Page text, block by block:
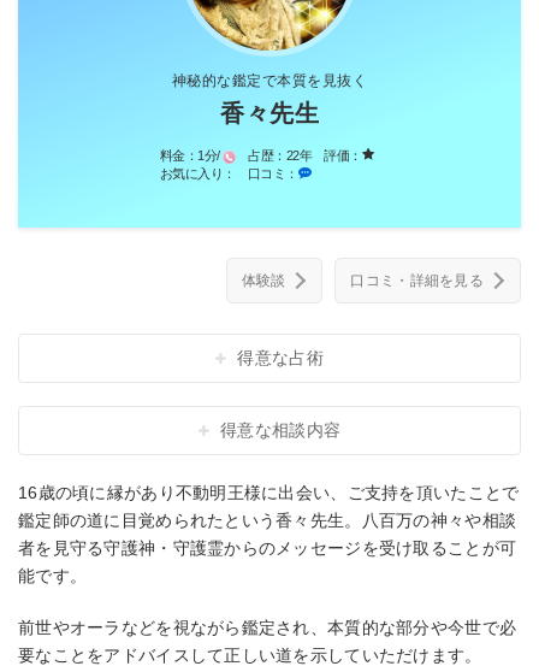
神秘的な鑑定で本質を見抜く
香々先生
料金： 1分/ 占歴： 22年
評価：
お気に入り：
口コミ：
体験談 口コミ・詳細を見る
得意な占術
得意な相談内容
16歳の頃に縁があり不動明王様に出会い、ご支持を頂いたことで
鑑定師の道に目覚められたという香々先生。八百万の神々や相談
者を見守る守護神・守護霊からのメッセージを受け取ることが可
能です。
前世やオーラなどを視ながら鑑定され、本質的な部分や今世で必
要なことをアドバイスして正しい道を示していただけます。